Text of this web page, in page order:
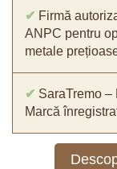
✔ Firmă
ANPC pentru
metale
✔ SaraTremo –
Marcă